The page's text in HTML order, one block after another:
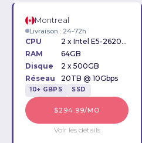
Montreal
Livraison : 24-72h
CPU
2 x Intel E5-2620v4 2.10GHz
RAM
64GB
Disque
2 x 500GB
Réseau
20TB @ 10Gbps
10+ GBPS SSD
$294.99/MO
Voir les détails